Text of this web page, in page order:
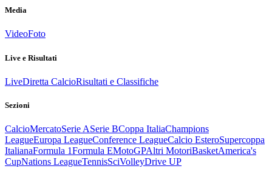
Media
VideoFoto
Live e Risultati
LiveDiretta CalcioRisultati e Classifiche
Sezioni
CalcioMercatoSerie ASerie BCoppa ItaliaChampions
LeagueEuropa LeagueConference LeagueCalcio EsteroSupercoppa
ItalianaFormula 1Formula EMotoGPAltri MotoriBasketAmerica's
CupNations LeagueTennisSciVolleyDrive UP